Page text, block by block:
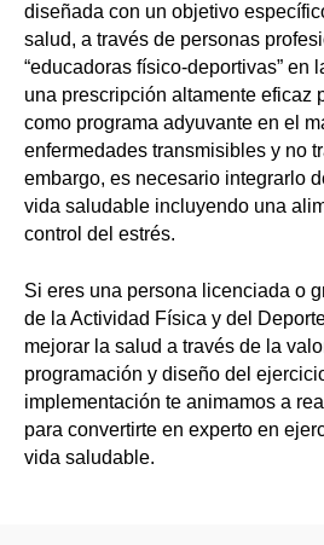
diseñada con un objetivo
salud, a través de personas
“educadoras físico-deportivas” en
una prescripción altamente eficaz
como programa adyuvante en el
enfermedades transmisibles y no
embargo, es necesario integrarlo
vida saludable incluyendo una
control del estrés.
Si eres una persona licenciada o
de la Actividad Física y del
mejorar la salud a través de la
programación y diseño del
implementación te animamos a
para convertirte en experto en
vida saludable.